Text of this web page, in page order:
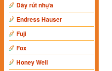
Dây rút nhựa
Endress Hauser
Fuji
Fox
Honey Well